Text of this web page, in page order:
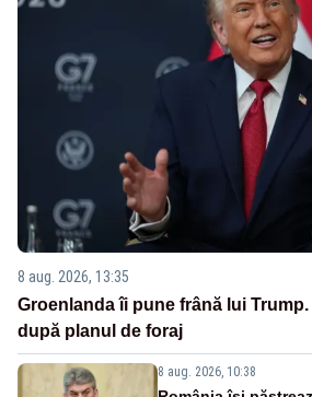
8 aug. 2026, 13:35
Groenlanda îi pune frână lui
după planul de foraj
8 aug. 2026, 10:38